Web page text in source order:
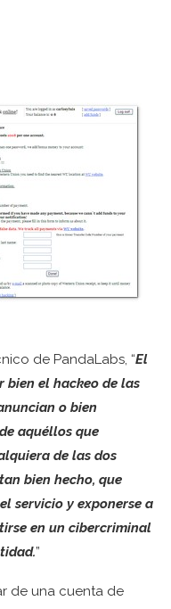
de PandaLabs, “El
bien el hackeo de las
o bien
aquéllos que
de las dos
bien hecho, que
servicio y exponerse a
en un cibercriminal
”
de una cuenta de